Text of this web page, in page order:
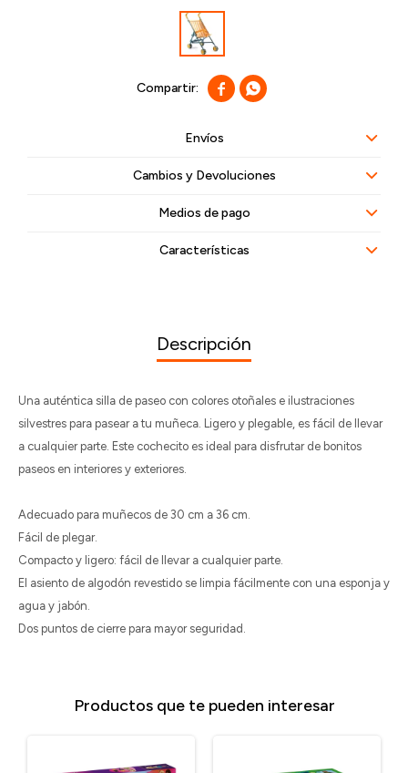
 
Envíos
Cambios y Devoluciones
Medios de pago
Características
Descripción
Una auténtica silla de paseo con colores otoñales e ilustraciones
silvestres para pasear a tu muñeca. Ligero y plegable, es fácil de llevar
a cualquier parte. Este cochecito es ideal para disfrutar de bonitos
paseos en interiores y exteriores.
Adecuado para muñecos de 30 cm a 36 cm.
Fácil de plegar.
Compacto y ligero: fácil de llevar a cualquier parte.
El asiento de algodón revestido se limpia fácilmente con una esponja y
agua y jabón.
Dos puntos de cierre para mayor seguridad.
Productos que te pueden interesar